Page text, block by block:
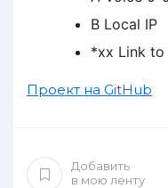
B Local IP
*xx Link to
Проект на GitHub
Добавить
в мою ленту